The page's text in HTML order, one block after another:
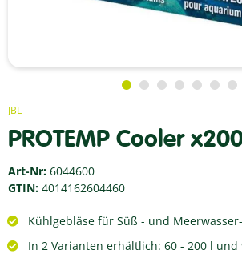
JBL
PROTEMP Cooler
Art-Nr: 6044600
GTIN: 4014162604460
Kühlgebläse für Süß - und
In 2 Varianten erhältlich: 60 - 200 l und